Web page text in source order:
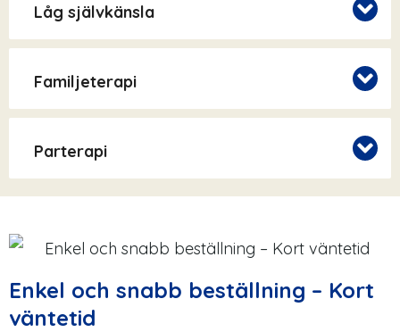
Låg självkänsla
Familjeterapi
Parterapi
Enkel och snabb beställning – Kort
väntetid